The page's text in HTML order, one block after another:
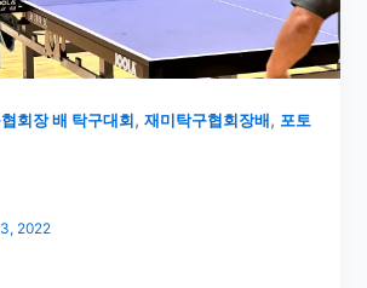
회장 배 탁구대회 ,재미탁구협회장배 , 포토
2022